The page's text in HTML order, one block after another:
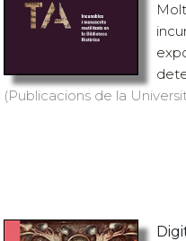
(Publicacions de la